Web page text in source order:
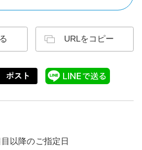
URLをコピー
以降のご指定日